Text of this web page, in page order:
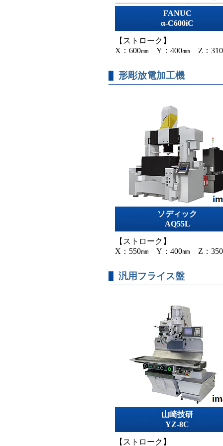
FANUC
α-C600iC
【ストローク】
X：600㎜ Y：400㎜ Z：
形彫放電加工機
ソディック
AQ55L
【ストローク】
X：550㎜ Y：400㎜ Z：
汎用フライス盤
山崎技研
YZ-8C
【ストローク】